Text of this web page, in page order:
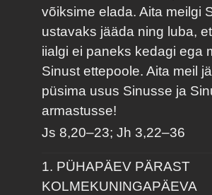
võiksime elada. Aita meilgi
ustavaks jääda ning luba,
iialgi ei paneks kedagi ega
Sinust ettepoole. Aita meil
püsima usus Sinusse ja
armastusse!
Js 8,20–23; Jh 3,22–36
1. PÜHAPÄEV PÄRAST
KOLMEKUNINGAPÄEVA